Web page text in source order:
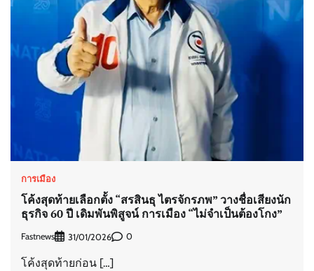
การเมือง
โค้งสุดท้ายเลือกตั้ง “สรสินธุ ไตรจักรภพ” วางชื่อเสียงนัก
ธุรกิจ 60 ปี เดิมพันพิสูจน์ การเมือง “ไม่จำเป็นต้องโกง”
Fastnews 31/01/2026 0
โค้งสุดท้ายก่อน […]